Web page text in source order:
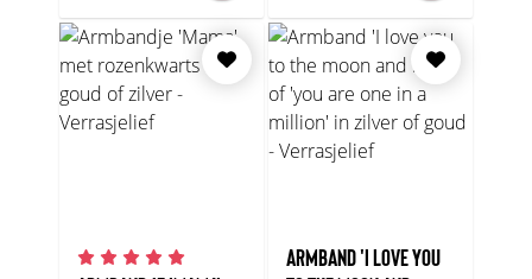
ARMBAND 'I LOVE YOU